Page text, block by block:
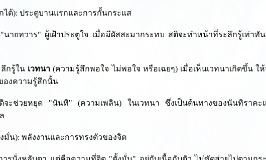
ได้): ประตูบานแรกและการกั้นกระแส
ายทวาร" ผู้เฝ้าประตูใจ เมื่อมีผัสสะมากระทบ สติจะทำหน้าที่ระลึกรู้เท่าทั
กรู้ใน เวทนา (ความรู้สึกพอใจ ไม่พอใจ หรือเฉยๆ) เมื่อเห็นเวทนาเกิดขึ้น ใ
ของความรู้สึกนั้น
จะช่วยหยุด "นันทิ" (ความเพลิน) ในเวทนา ซึ่งเป็นต้นทางของนันทิราคะแ
มั่น): พลังงานและการทรงตัวของจิต